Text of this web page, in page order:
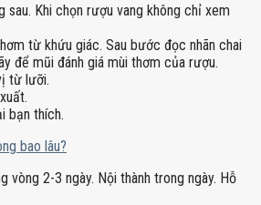
sau. Khi chọn rượu vang không chỉ xem
từ khứu giác. Sau bước đọc nhãn chai
để mũi đánh giá mùi thơm của rượu.
từ lưỡi.
bạn thích.
bao lâu?
vòng 2-3 ngày. Nội thành trong ngày. Hỗ